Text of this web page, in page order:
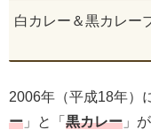
白カレー＆黒カレー
2006年（平成18年）
ー 」と「 黒カレー 」